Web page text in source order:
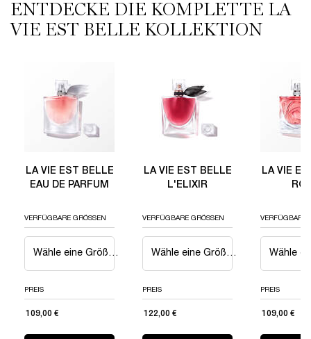
COMPARE WITH SIMILAR PRODUCTS
ENTDECKE DIE KOMPLETTE LA
VIE EST BELLE KOLLEKTION​
LA VIE EST BELLE
EAU DE PARFUM
LA VIE EST BELLE
L'ELIXIR
LA VIE
VERFÜGBARE GRÖSSEN
Wähle eine Größe aus
VERFÜGBARE GRÖSSEN
Wähle eine Größe aus
VERFÜGBARE
PREIS
109,00 €
PREIS
122,00 €
PREIS
109,00 €